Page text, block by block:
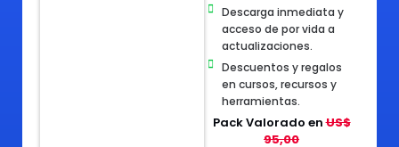
Descarga inmediata y
acceso de por vida a
actualizaciones.
Descuentos y regalos
en cursos, recursos y
herramientas.
Pack Valorado enUS$
95,00